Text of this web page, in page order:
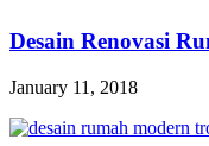
Desain Renovasi
January 11, 2018